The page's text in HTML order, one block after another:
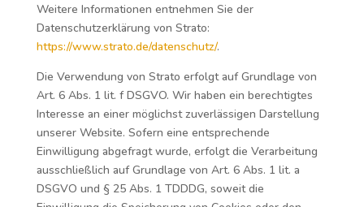
Weitere Informationen entnehmen Sie der
Datenschutzerklärung von Strato:
https://www.strato.de/datenschutz/.
Die Verwendung von Strato erfolgt auf Grundlage von
Art. 6 Abs. 1 lit. f DSGVO. Wir haben ein berechtigtes
Interesse an einer möglichst zuverlässigen Darstellung
unserer Website. Sofern eine entsprechende
Einwilligung abgefragt wurde, erfolgt die Verarbeitung
ausschließlich auf Grundlage von Art. 6 Abs. 1 lit. a
DSGVO und § 25 Abs. 1 TDDDG, soweit die